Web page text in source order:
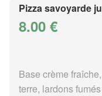
Pizza savoyarde
8.00 €
Base crème
terre, lardons fumés